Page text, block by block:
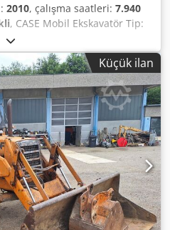
2010, çalışma saatleri: 7.940
, CASE Mobil Ekskavatör Tip:
onay numarası: N211
105 kW Codjzripcjpfx
İzin verilen toplam ağırlık:
8,19 m Taşıma genişliği: 1,91 m
Sarı - Joystick kontrolü -
kiralama
birlikte size destek
Tüm bilgiler bağlayıcı
geçirme hakları saklıdır.
Küçük ilan